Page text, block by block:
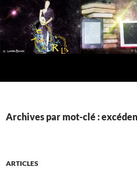
Aller
au
contenu
Archives par mot-clé :
ARTICLES